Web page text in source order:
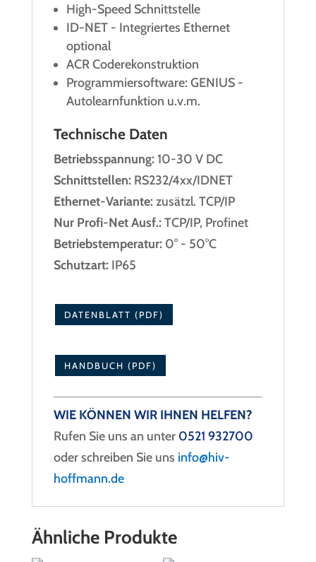
High-Speed Schnittstelle
ID-NET - Integriertes Ethernet
optional
ACR Coderekonstruktion
Programmiersoftware: GENIUS -
Autolearnfunktion u.v.m.
Technische Daten
Betriebsspannung:10-30 V DC
Schnittstellen:RS232/4xx/IDNET
Ethernet-Variante:zusätzl. TCP/IP
Nur Profi-Net Ausf.:TCP/IP, Profinet
Betriebstemperatur:0° - 50°C
Schutzart:IP65
DATENBLATT (PDF)
HANDBUCH (PDF)
WIE KÖNNEN WIR IHNEN HELFEN?
Rufen Sie uns an unter 0521 932700
oder schreiben Sie uns info@hiv-
hoffmann.de
Ähnliche Produkte